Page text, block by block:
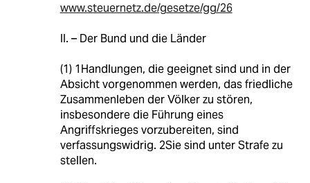
www.steuernetz.de/gesetze/gg/26
II. – Der Bund und die Länder
(1) 1Handlungen, die geeignet sind und in der
Absicht vorgenommen werden, das friedliche
Zusammenleben der Völker zu stören,
insbesondere die Führung eines
Angriffskrieges vorzubereiten, sind
verfassungswidrig. 2Sie sind unter Strafe zu
stellen.